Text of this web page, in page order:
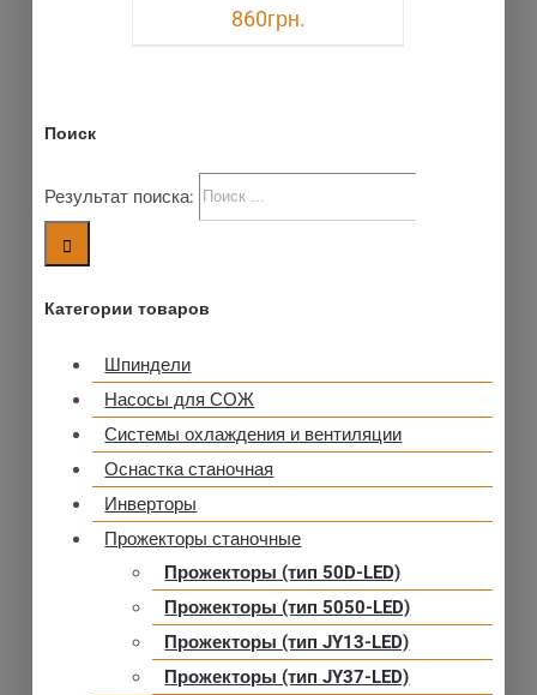
860грн.
Поиск
Результат поиска:
Категории товаров
Шпиндели
Насосы для СОЖ
Системы охлаждения и вентиляции
Оснастка станочная
Инверторы
Прожекторы станочные
Прожекторы (тип 50D-LED)
Прожекторы (тип 5050-LED)
Прожекторы (тип JY13-LED)
Прожекторы (тип JY37-LED)